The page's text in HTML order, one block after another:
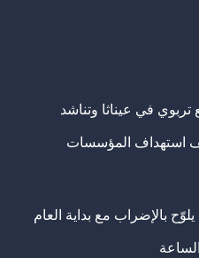
في عيناثا وتناشد
استهداف المؤسسات
بالإضراب مع بداية العام